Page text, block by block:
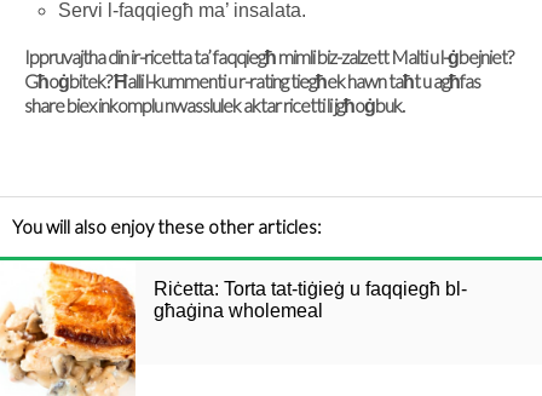
Servi l-faqqiegħ ma’ insalata.
Ippruvajtha din ir-ricetta ta’ faqqiegħ mimli biz-zalzett Malti u l-ġbejniet?
Għoġbitek? Ħalli l-kummenti u r-rating tiegħek hawn taħt u agħfas
share biex inkomplu nwasslulek aktar ricetti li jgħoġbuk.
You will also enjoy these other articles:
Riċetta: Torta tat-tiġieġ u faqqiegħ bl-
għaġina wholemeal